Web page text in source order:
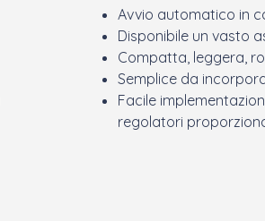
Avvio automatico in
Disponibile un vasto
Compatta, leggera,
Semplice da
Facile
regolatori